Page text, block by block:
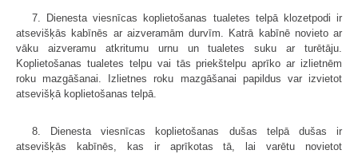
7. Dienesta viesnīcas koplietošanas tualetes telpā klozetpodi ir
atsevišķās kabīnēs ar aizveramām durvīm. Katrā kabīnē novieto ar
vāku aizveramu atkritumu urnu un tualetes suku ar turētāju.
Koplietošanas tualetes telpu vai tās priekštelpu aprīko ar izlietnēm
roku mazgāšanai. Izlietnes roku mazgāšanai papildus var izvietot
atsevišķā koplietošanas telpā.
8. Dienesta viesnīcas koplietošanas dušas telpā dušas ir
atsevišķās kabīnēs, kas ir aprīkotas tā, lai varētu novietot